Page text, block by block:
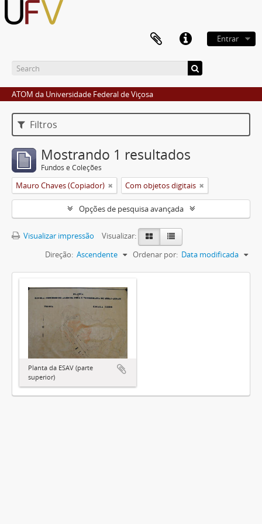
Entrar
ATOM da Universidade Federal de Viçosa
Filtros
Mostrando 1 resultados
Fundos e Coleções
Mauro Chaves (Copiador) Com objetos digitais
Opções de pesquisa avançada
Visualizar impressão
Visualizar:
Ordenar por: Data modificada
Direção: Ascendente
Planta da ESAV (parte
superior)